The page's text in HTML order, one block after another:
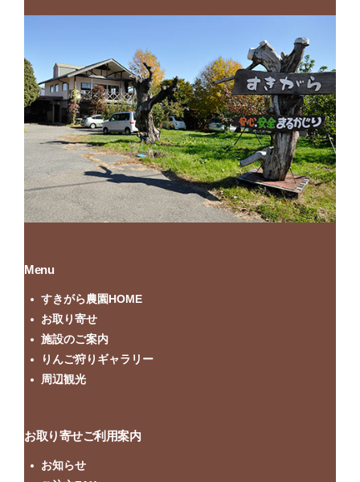
Menu
すきがら農園HOME
お取り寄せ
施設のご案内
りんご狩りギャラリー
周辺観光
お取り寄せご利用案内
お知らせ